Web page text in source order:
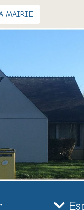
MAIRIE